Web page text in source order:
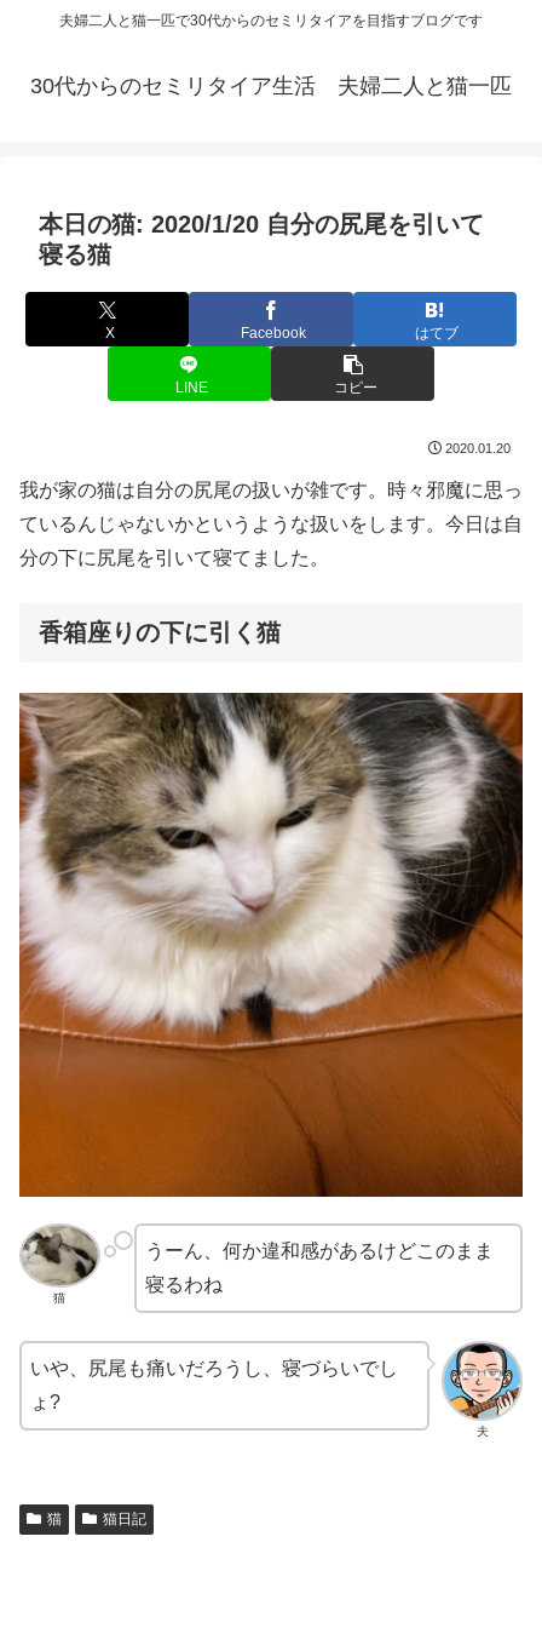
夫婦二人と猫一匹で30代からのセミリタイアを目指すブログです
30代からのセミリタイア生活 夫婦二人と猫一匹
本日の猫: 2020/1/20 自分の尻尾を引いて
寝る猫
X Facebook はてブ
LINE コピー
2020.01.20
我が家の猫は自分の尻尾の扱いが雑です。時々邪魔に思っ
ているんじゃないかというような扱いをします。今日は自
分の下に尻尾を引いて寝てました。
香箱座りの下に引く猫
猫
うーん、何か違和感があるけどこのまま
寝るわね
夫
いや、尻尾も痛いだろうし、寝づらいでし
ょ?
猫 猫日記